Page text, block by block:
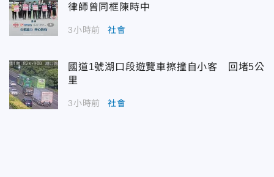
律師曾同框陳時中
3小時前 社會
國道1號湖口段遊覽車擦撞自小客 回堵5公
里
3小時前 社會